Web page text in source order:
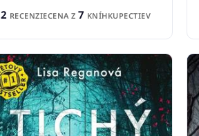
2 RECENZIECENA Z 7 KNÍHKUPECTIEV